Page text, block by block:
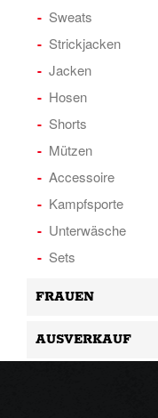
Sweats
Strickjacken
Jacken
Hosen
Shorts
Mützen
Accessoire
Kampfsporte
Unterwäsche
Sets
FRAUEN
AUSVERKAUF